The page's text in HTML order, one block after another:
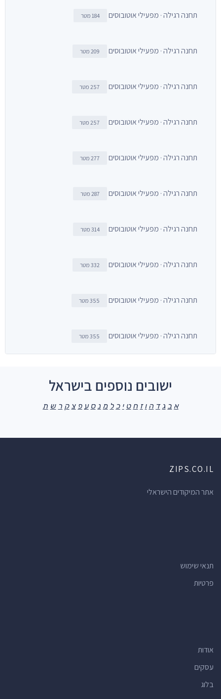
תחנה רגילה · מפעילי אוטובוסים 184 מטר
תחנה רגילה · מפעילי אוטובוסים 209 מטר
תחנה רגילה · מפעילי אוטובוסים 257 מטר
תחנה רגילה · מפעילי אוטובוסים 257 מטר
תחנה רגילה · מפעילי אוטובוסים 277 מטר
תחנה רגילה · מפעילי אוטובוסים 287 מטר
תחנה רגילה · מפעילי אוטובוסים 314 מטר
תחנה רגילה · מפעילי אוטובוסים 332 מטר
תחנה רגילה · מפעילי אוטובוסים 355 מטר
תחנה רגילה · מפעילי אוטובוסים 355 מטר
ישובים נוספים בישראל
א ב ג ד ה ו ז ח ט י כ ל מ נ ס ע פ צ ק ר ש ת
ZIPS.CO.IL
אתר המיקודים הישראלי
תנאי שימוש
פרטיות
אודות
עסקים
בלוג